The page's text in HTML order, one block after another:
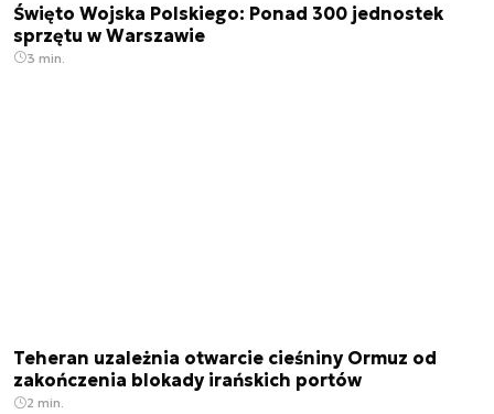
Święto Wojska Polskiego: Ponad 300 jednostek
sprzętu w Warszawie
3 min.
Teheran uzależnia otwarcie cieśniny Ormuz od
zakończenia blokady irańskich portów
2 min.